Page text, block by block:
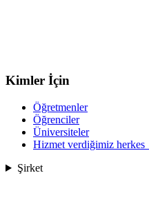
Kimler İçin
Öğretmenler
Öğrenciler
Üniversiteler
Hizmet verdiğimiz herkes
Şirket